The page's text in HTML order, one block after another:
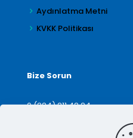
Aydınlatma Metni
KVKK Politikası
Bize Sorun
0 (224) 211 42 24